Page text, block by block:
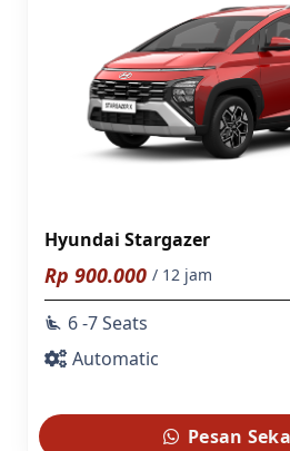
Hyundai Stargazer
Rp 900.000 / 12 jam
airline_seat_recline_extra 6 -7 Seats
Automatic
Pesan